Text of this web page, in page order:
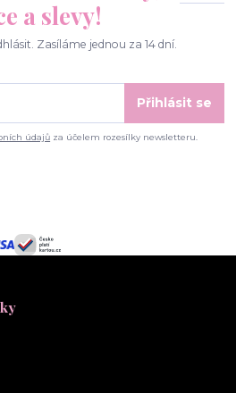
a slevy!
Zasíláme jednou za 14 dní.
Přihlásit se
údajů za účelem rozesílky newsletteru.